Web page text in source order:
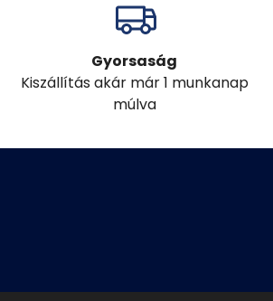
Gyorsaság
Kiszállítás akár már 1 munkanap
múlva